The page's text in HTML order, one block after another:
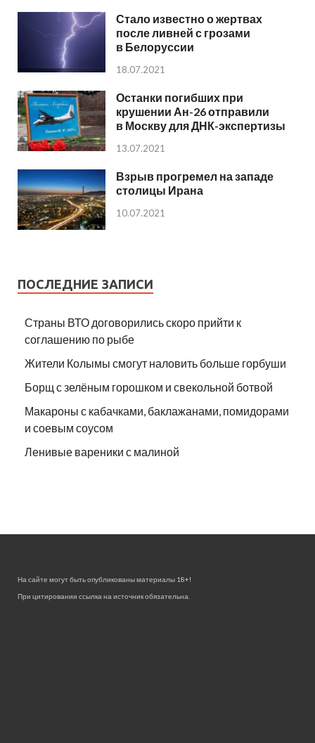
Стало известно о жертвах
после ливней с грозами
в Белоруссии
18.07.2021
Останки погибших при
крушении Ан-26 отправили
в Москву для ДНК-экспертизы
13.07.2021
Взрыв прогремел на западе
столицы Ирана
10.07.2021
ПОСЛЕДНИЕ ЗАПИСИ
Страны ВТО договорились скоро прийти к
соглашению по рыбе
Жители Колымы смогут наловить больше горбуши
Борщ с зелёным горошком и свекольной ботвой
Макароны с кабачками, баклажанами, помидорами
и соевым соусом
Ленивые вареники с малиной
На сайте могут быть опубликованы материалы 18+!
При цитировании ссылка на источник обязательна.